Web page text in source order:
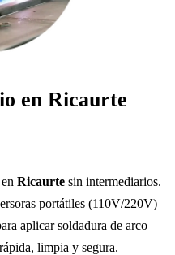
en Ricaurte
Ricaurte sin intermediarios.
portátiles (110V/220V)
aplicar soldadura de arco
limpia y segura.